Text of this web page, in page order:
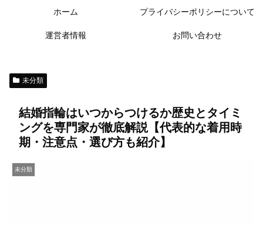
ホーム プライバシーポリシーについて
運営者情報 お問い合わせ
未分類
結婚指輪はいつからつけるか歴史とタイミ
ングを専門家が徹底解説【代表的な着用時
期・注意点・選び方も紹介】
未分類